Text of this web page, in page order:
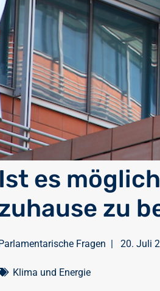
Ist es
zu
Fragen | 20. Juli
Klima und Energie